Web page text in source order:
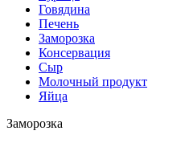
Говядина
Печень
Заморозка
Консервация
Сыр
Молочный продукт
Яйца
Заморозка